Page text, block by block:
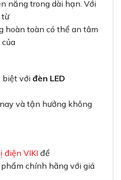
năng trong dài hạn. Với
từ
hoàn toàn có thể an tâm
biệt với đèn LED
và tận hưởng không
điện VIKI để
chính hãng với giá